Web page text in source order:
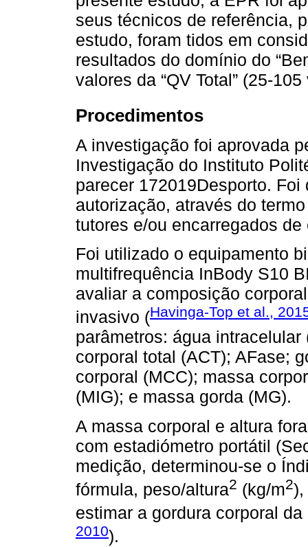
seus técnicos de referência,
estudo, foram tidos em
resultados do domínio do
valores da “QV Total” (25-
Procedimentos
A investigação foi aprovada
Investigação do Instituto
parecer 172019Desporto.
autorização, através do
tutores e/ou encarregados
Foi utilizado o equipamento
multifrequência InBody S10
avaliar a composição
invasivo (Havinga-Top et al.,
parâmetros: água
corporal total (ACT); AFase;
corporal (MCC); massa
(MIG); e massa gorda (MG).
A massa corporal e altura
com estadiómetro portátil
medição, determinou-se o
fórmula, peso/altura2 (kg/m2),
estimar a gordura corporal
2010).